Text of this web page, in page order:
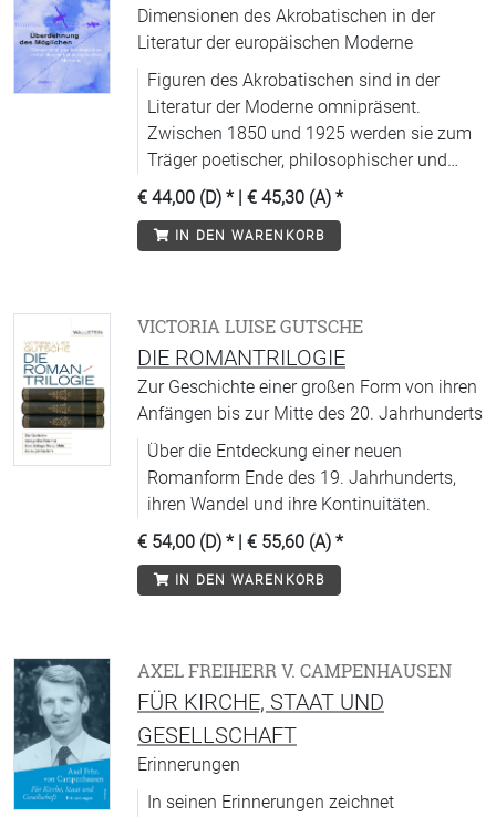
Dimensionen des Akrobatischen in der
Literatur der europäischen Moderne
Figuren des Akrobatischen sind in der
Literatur der Moderne omnipräsent.
Zwischen 1850 und 1925 werden sie zum
Träger poetischer, philosophischer und
politischer Visionen der Zeit.
€ 44,00 (D) * | € 45,30 (A) *
IN DEN WARENKORB
VICTORIA LUISE GUTSCHE
DIE ROMANTRILOGIE
Zur Geschichte einer großen Form von ihren
Anfängen bis zur Mitte des 20. Jahrhunderts
Über die Entdeckung einer neuen
Romanform Ende des 19. Jahrhunderts,
ihren Wandel und ihre Kontinuitäten.
€ 54,00 (D) * | € 55,60 (A) *
IN DEN WARENKORB
AXEL FREIHERR V. CAMPENHAUSEN
FÜR KIRCHE, STAAT UND
GESELLSCHAFT
Erinnerungen
In seinen Erinnerungen zeichnet